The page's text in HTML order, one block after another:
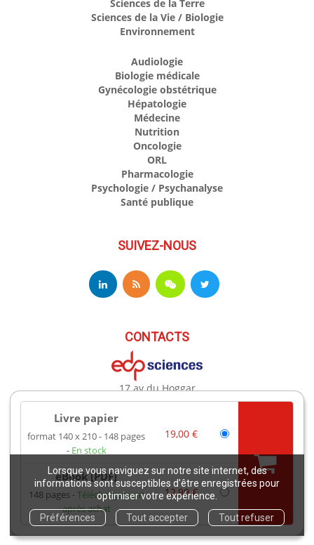
Lorsque vous naviguez sur notre site internet, des
informations sont susceptibles d'être enregistrées pour
optimiser votre expérience.
Préférences
Tout accepter Tout refuser
Livre papier
format 140 x 210
148 pages
En stock
19,00 €
eBook [PDF]
148 pages
Téléchargement
après achat
12,99 €
Sciences de la Terre
Sciences de la Vie / Biologie
Environnement
Audiologie
Biologie médicale
Gynécologie obstétrique
Hépatologie
Médecine
Nutrition
Oncologie
ORL
Pharmacologie
Psychologie / Psychanalyse
Santé publique
SUIVEZ-NOUS
CONTACTS
17 av du Hoggar
91944 Les Ulis Cedex A France
Téléphone : +33 (0)1 69 18 75 75
Email : books@edpsciences.org
Ouvert du Lundi au Vendredi, de 9h30 à 16h30
Mentions légales
Copyright EDP 2021